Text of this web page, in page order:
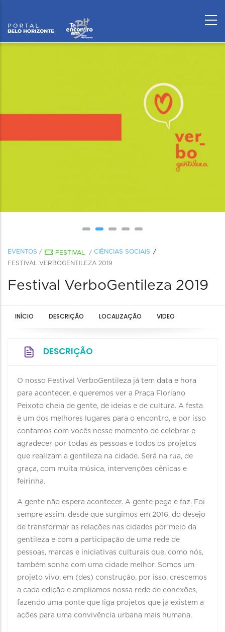
EVENTOS / FESTIVAL / CIÊNCIAS SOCIAIS
FESTIVAL VERBOGENTILEZA 2019
Festival VerboGentileza 2019
INÍCIO DESCRIÇÃO LOCALIZAÇÃO VIDEO
DESCRIÇÃO
O nosso Festival VerboGentileza já tem data e hora
para acontecer, e queremos ver a Praça Floriano
Peixoto cheia de gente, de ideias e de cultura. A festa
é um dos melhores lugares para o encontro, e por isso
contamos com vocês nesse momento de celebrar e
agradecer por todas as pessoas e todos os projetos
que realizam a gentileza na cidade. Será na rua, de
graça, com muita música, intervenções cênicas e
feirinha.
A gente não espera acontecer. A gente pega e faz. Foi
sempre assim, desde que surgimos em 2016, do desejo
de transformar as relações nas cidades por meio da
gentileza e com a participação de uma rede de
pessoas, marcas e iniciativas culturais que, como nós,
também sonha com uma cidade melhor. Somos um
projeto vivo, em (des) construção, por isso, crescemos
a cada edição e ampliamos nossa rede de conexões,
fazendo uma ponte que liga projetos que já existem a
ações para uma convivência urbana mais humana.